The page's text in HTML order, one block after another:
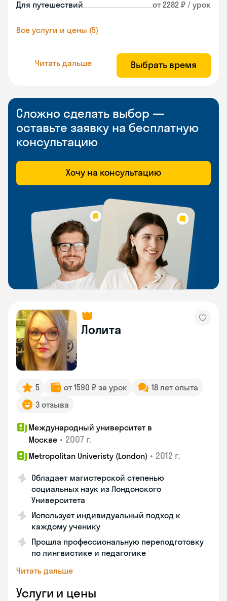
Для путешествий от 2282 ₽ / урок
Все услуги и цены (5)
Читать дальше Выбрать время
Сложно сделать выбор —
оставьте заявку на бесплатную
консультацию
Хочу на консультацию
Лолита
5 от 1590 ₽ за урок
18 лет опыта
3 отзыва
Международный университет в
Москве • 2007 г.
Metropolitan Univeristy (London) • 2012 г.
Обладает магистерской степенью
социальных наук из Лондонского
Университета
Использует индивидуальный подход к
каждому ученику
Прошла профессиональную переподготовку
по лингвистике и педагогике
Читать дальше
Услуги и цены